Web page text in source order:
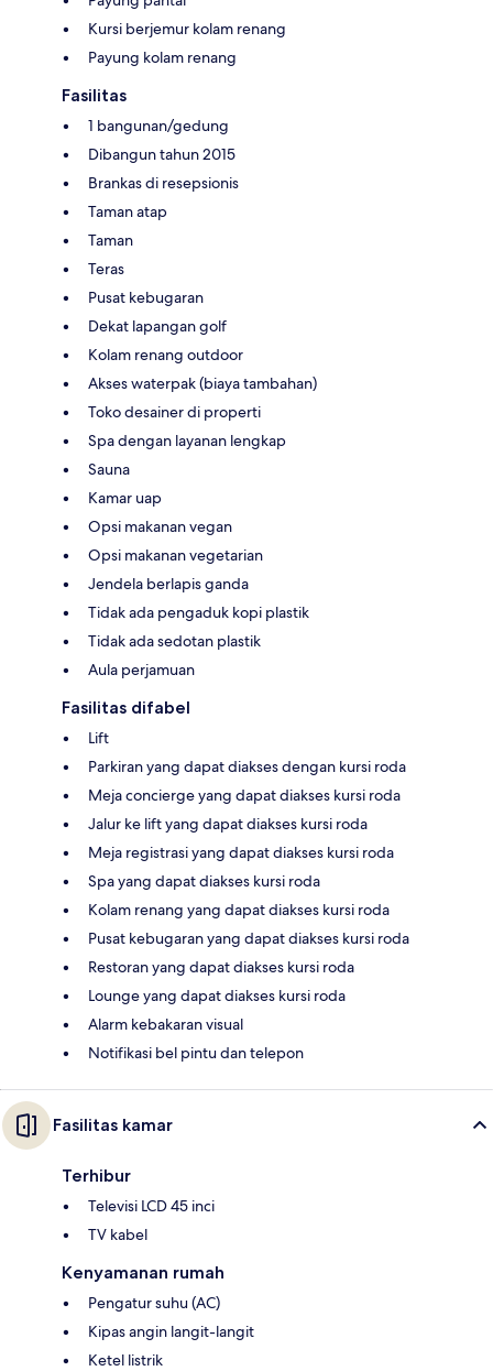
Kursi berjemur kolam renang
Payung kolam renang
Fasilitas
1 bangunan/gedung
Dibangun tahun 2015
Brankas di resepsionis
Taman atap
Taman
Teras
Pusat kebugaran
Dekat lapangan golf
Kolam renang outdoor
Akses waterpak (biaya tambahan)
Toko desainer di properti
Spa dengan layanan lengkap
Sauna
Kamar uap
Opsi makanan vegan
Opsi makanan vegetarian
Jendela berlapis ganda
Tidak ada pengaduk kopi plastik
Tidak ada sedotan plastik
Aula perjamuan
Fasilitas difabel
Lift
Parkiran yang dapat diakses dengan kursi roda
Meja concierge yang dapat diakses kursi roda
Jalur ke lift yang dapat diakses kursi roda
Meja registrasi yang dapat diakses kursi roda
Spa yang dapat diakses kursi roda
Kolam renang yang dapat diakses kursi roda
Pusat kebugaran yang dapat diakses kursi roda
Restoran yang dapat diakses kursi roda
Lounge yang dapat diakses kursi roda
Alarm kebakaran visual
Notifikasi bel pintu dan telepon
Fasilitas kamar
Terhibur
Televisi LCD 45 inci
TV kabel
Kenyamanan rumah
Pengatur suhu (AC)
Kipas angin langit-langit
Ketel listrik